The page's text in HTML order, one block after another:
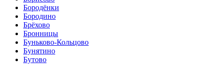
Бородёнки
Бородино
Брёхово
Бронницы
Буньково-Кольцово
Бунятино
Бутово